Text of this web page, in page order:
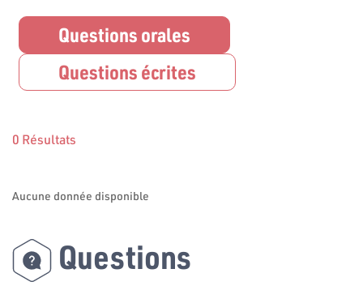
Questions orales
Questions écrites
0 Résultats
Aucune donnée disponible
Questions